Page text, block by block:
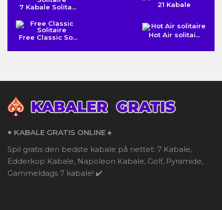
7 Kabale Solita... 21 Kabale
Free Classic So... Hot Air solitai...
♥️ KABALE GRATIS ONLINE ♠️
Spil gratis den bedste kabale på nettet: 7 Kabale,
Edderkop Kabale, Napoleon Kabale, Golf, Pyramide,
Gammeldags 7 kabale! ✔️